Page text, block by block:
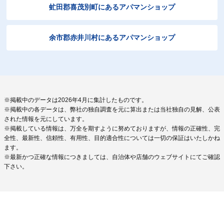
虻田郡喜茂別町にあるアパマンショップ
余市郡赤井川村にあるアパマンショップ
※掲載中のデータは2026年4月に集計したものです。
※掲載中の各データは、弊社の独自調査を元に算出または当社独自の見解、公表
された情報を元にしています。
※掲載している情報は、万全を期すように努めておりますが、情報の正確性、完
全性、最新性、信頼性、有用性、目的適合性については一切の保証はいたしかね
ます。
※最新かつ正確な情報につきましては、自治体や店舗のウェブサイトにてご確認
下さい。